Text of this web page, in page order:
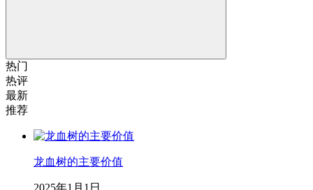
热门
热评
最新
推荐
龙血树的主要价值
2025年1月1日